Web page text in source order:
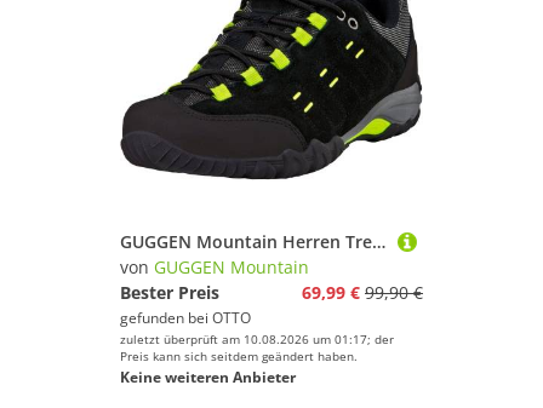
GUGGEN Mountain Herren Trekkingschuhe T004v2 Männer Wanderschuhe Walkingschuhe Wanderschuh Outdoorschuhe Outdoor Schuhe Echtleder Leder wasserdicht
von GUGGEN Mountain
Bester Preis
69,99 € 99,90 €
gefunden bei OTTO
zuletzt überprüft am 10.08.2026 um 01:17; der
Preis kann sich seitdem geändert haben.
Keine weiteren Anbieter